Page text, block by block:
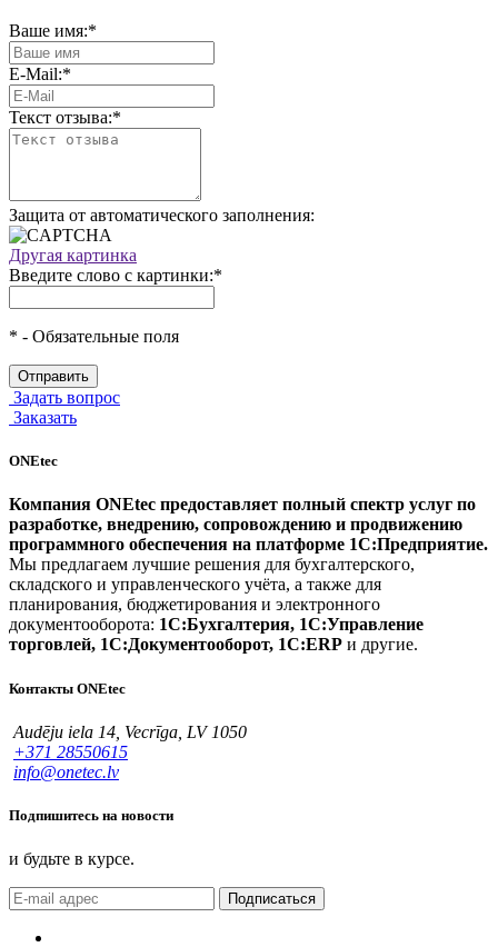
Ваше имя:*
E-Mail:*
Текст отзыва:*
Защита от автоматического заполнения:
Другая картинка
Введите слово с картинки:*
* - Обязательные поля
Задать вопрос
Заказать
ONEtec
Компания ONEtec предоставляет полный спектр услуг по
разработке, внедрению, сопровождению и продвижению
программного обеспечения на платформе 1С:Предприятие.
Мы предлагаем лучшие решения для бухгалтерского,
складского и управленческого учёта, а также для
планирования, бюджетирования и электронного
документооборота: 1С:Бухгалтерия, 1С:Управление
торговлей, 1С:Документооборот, 1С:ERP и другие.
Контакты ONEtec
Audēju iela 14, Vecrīga, LV 1050
+371 28550615
info@onetec.lv
Подпишитесь на новости
и будьте в курсе.
Подписаться